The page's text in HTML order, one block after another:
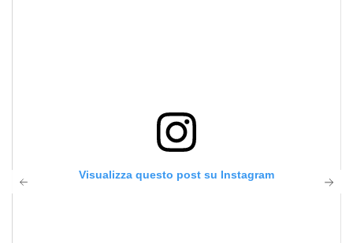
Visualizza questo post su Instagram